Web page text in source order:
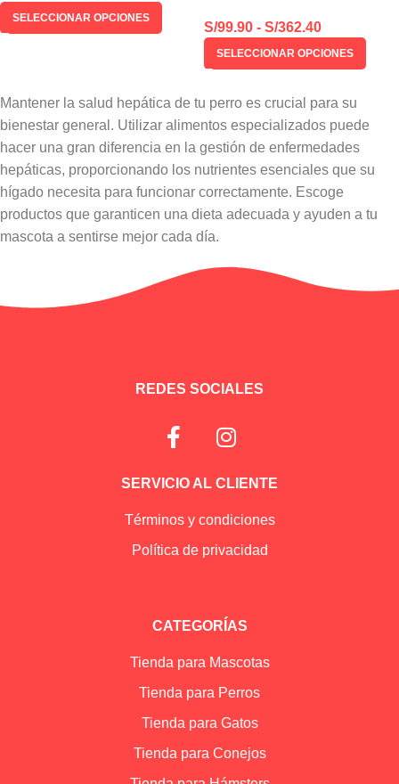
SELECCIONAR OPCIONES
S/99.90 - S/362.40
SELECCIONAR OPCIONES
Mantener la salud hepática de tu perro es crucial para su
bienestar general. Utilizar alimentos especializados puede
hacer una gran diferencia en la gestión de enfermedades
hepáticas, proporcionando los nutrientes esenciales que su
hígado necesita para funcionar correctamente. Escoge
productos que garanticen una dieta adecuada y ayuden a tu
mascota a sentirse mejor cada día.
REDES SOCIALES
SERVICIO AL CLIENTE
Términos y condiciones
Política de privacidad
CATEGORÍAS
Tienda para Mascotas
Tienda para Perros
Tienda para Gatos
Tienda para Conejos